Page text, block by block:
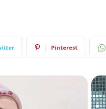
Pinterest